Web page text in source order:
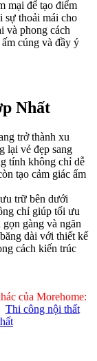
mại để tạo điểm
sự thoải mái cho
và phong cách
cúng và đầy ý
Nhất
trở thành xu
lại vẻ đẹp sang
tính không chỉ dễ
tạo cảm giác ấm
trữ bên dưới
chỉ giúp tối ưu
gàng và ngăn
dài với thiết kế
cách kiến trúc
của Morehome:
Thi công nội thất